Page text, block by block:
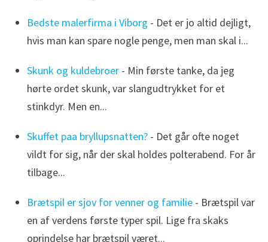
Bedste malerfirma i Viborg - Det er jo altid dejligt,
hvis man kan spare nogle penge, men man skal i...
Skunk og kuldebroer- Min første tanke, da jeg
hørte ordet skunk, var slangudtrykket for et
stinkdyr. Men en...
Skuffet paa bryllupsnatten?- Det går ofte noget
vildt for sig, når der skal holdes polterabend. For år
tilbage...
Brætspil er sjov for venner og familie- Brætspil var
en af verdens første typer spil. Lige fra skaks
oprindelse har brætspil været...